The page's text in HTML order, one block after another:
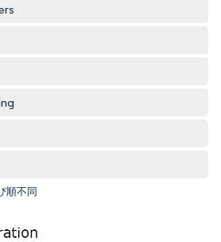
順不同